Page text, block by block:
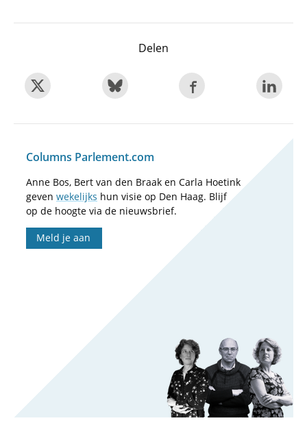
Delen
Columns Parlement.com
Anne Bos, Bert van den Braak en Carla Hoetink
geven wekelijks hun visie op Den Haag. Blijf
op de hoogte via de nieuwsbrief.
Meld je aan